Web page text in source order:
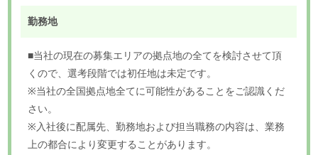
勤務地
■当社の現在の募集エリアの拠点地の全てを検討させて頂
くので、選考段階では初任地は未定です。
※当社の全国拠点地全てに可能性があることをご認識くだ
さい。
※入社後に配属先、勤務地および担当職務の内容は、業務
上の都合により変更することがあります。